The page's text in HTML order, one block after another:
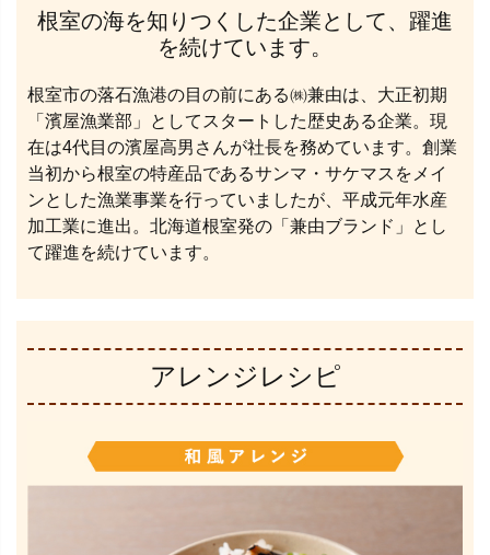
根室の海を知りつくした企業として、躍進
を続けています。
根室市の落石漁港の目の前にある㈱兼由は、大正初期
「濱屋漁業部」としてスタートした歴史ある企業。現
在は4代目の濱屋高男さんが社長を務めています。創業
当初から根室の特産品であるサンマ・サケマスをメイ
ンとした漁業事業を行っていましたが、平成元年水産
加工業に進出。北海道根室発の「兼由ブランド」とし
て躍進を続けています。
アレンジレシピ